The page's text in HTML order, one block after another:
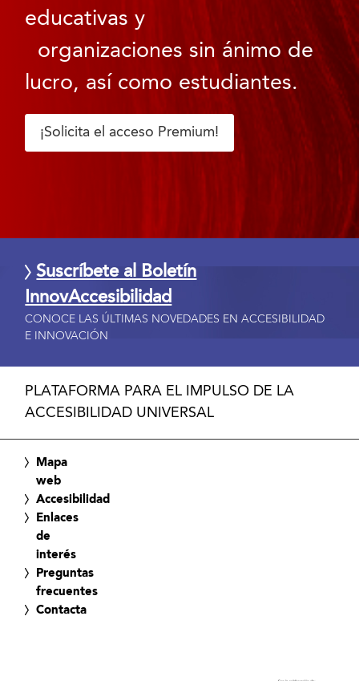
educativas y
organizaciones sin ánimo de
lucro, así como estudiantes.
¡Solicita el acceso Premium!
Suscríbete al Boletín
InnovAccesibilidad
CONOCE LAS ÚLTIMAS NOVEDADES EN ACCESIBILIDAD
E INNOVACIÓN
PLATAFORMA PARA EL IMPULSO DE LA
ACCESIBILIDAD UNIVERSAL
Mapa
web
Accesibilidad
Enlaces
de
interés
Preguntas
frecuentes
Contacta